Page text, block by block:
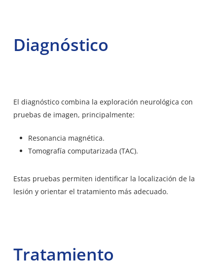
Diagnóstico
El diagnóstico combina la exploración neurológica con
pruebas de imagen, principalmente:
Resonancia magnética.
Tomografía computarizada (TAC).
Estas pruebas permiten identificar la localización de la
lesión y orientar el tratamiento más adecuado.
Tratamiento